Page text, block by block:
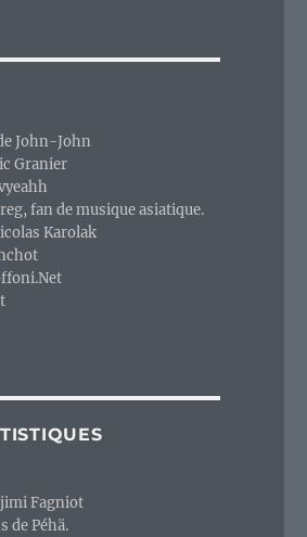
John-John
Granier
fan de musique asiatique.
Karolak
Fagniot
de Péhä.